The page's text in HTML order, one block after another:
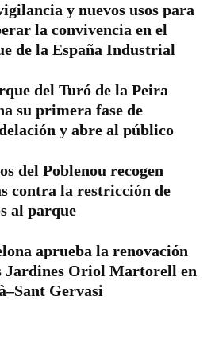
y nuevos usos para
la convivencia en el
de la España Industrial
del Turó de la Peira
su primera fase de
y abre al público
del Poblenou recogen
contra la restricción de
al parque
aprueba la renovación
Jardines Oriol Martorell en
Gervasi